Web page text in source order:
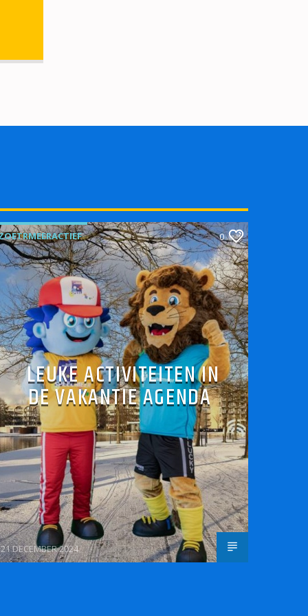
0
LEUKE ACTIVITEITEN IN
DE VAKANTIE AGENDA
21 DECEMBER 2024